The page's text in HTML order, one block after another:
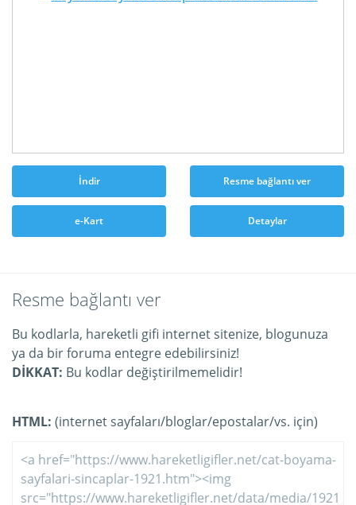
İndir Resme bağlantı ver
e-Kart Detaylar
Resme bağlantı ver
Bu kodlarla, hareketli gifi internet sitenize, blogunuza
ya da bir foruma entegre edebilirsiniz!
DİKKAT: Bu kodlar değiştirilmemelidir!
HTML: (internet sayfaları/bloglar/epostalar/vs. için)